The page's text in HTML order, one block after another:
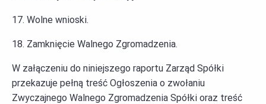
17. Wolne wnioski.
18. Zamknięcie Walnego Zgromadzenia.
W załączeniu do niniejszego raportu Zarząd Spółki
przekazuje pełną treść Ogłoszenia o zwołaniu
Zwyczajnego Walnego Zgromadzenia Spółki oraz treść